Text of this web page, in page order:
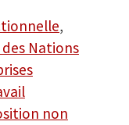
,
Nations
non